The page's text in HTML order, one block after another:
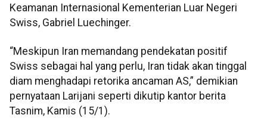
Keamanan Internasional Kementerian Luar Negeri
Swiss, Gabriel Luechinger.
“Meskipun Iran memandang pendekatan positif
Swiss sebagai hal yang perlu, Iran tidak akan tinggal
diam menghadapi retorika ancaman AS,” demikian
pernyataan Larijani seperti dikutip kantor berita
Tasnim, Kamis (15/1).